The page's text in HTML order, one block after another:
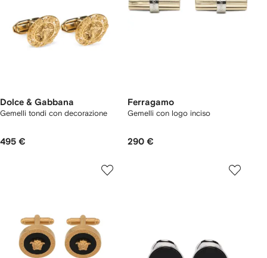
Dolce & Gabbana
Gemelli tondi con decorazione
495 €
Ferragamo
Gemelli con logo inciso
290 €